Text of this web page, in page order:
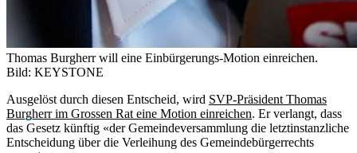
Thomas Burgherr will eine Einbürgerungs-Motion einreichen.
Bild: KEYSTONE
Ausgelöst durch diesen Entscheid, wird SVP-Präsident Thomas
Burgherr im Grossen Rat eine Motion einreichen. Er verlangt, dass
das Gesetz künftig «der Gemeindeversammlung die letztinstanzliche
Entscheidung über die Verleihung des Gemeindebürgerrechts